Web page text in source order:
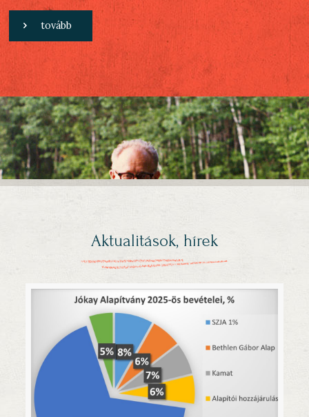
tovább
Aktualitások, hírek